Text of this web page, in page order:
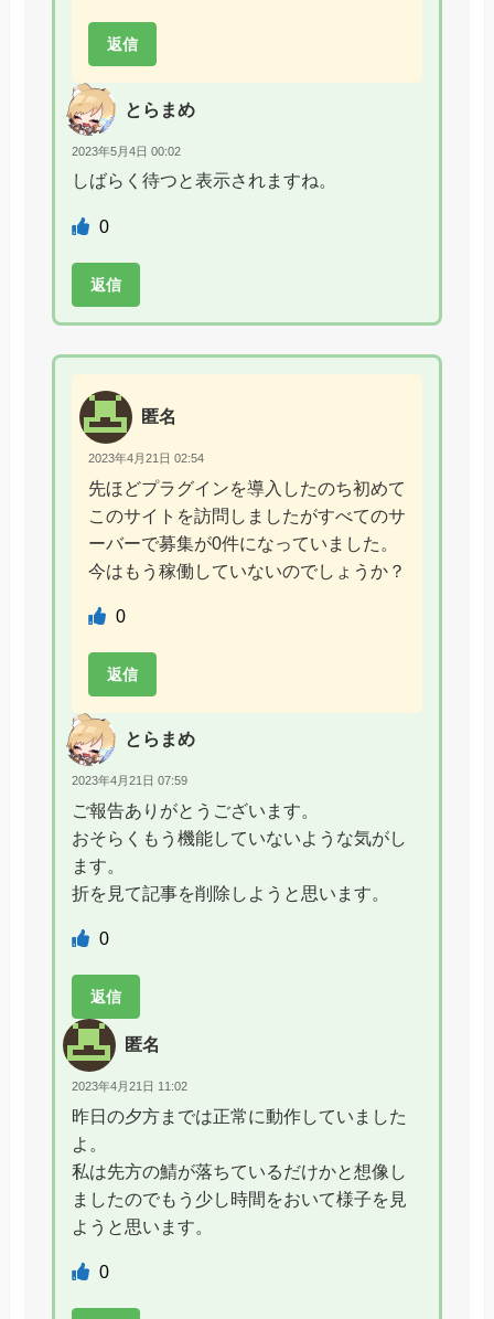
返信
とらまめ
2023年5月4日 00:02
しばらく待つと表示されますね。
0
返信
匿名
2023年4月21日 02:54
先ほどプラグインを導入したのち初めて
このサイトを訪問しましたがすべてのサ
ーバーで募集が0件になっていました。
今はもう稼働していないのでしょうか？
0
返信
とらまめ
2023年4月21日 07:59
ご報告ありがとうございます。
おそらくもう機能していないような気がし
ます。
折を見て記事を削除しようと思います。
0
返信
匿名
2023年4月21日 11:02
昨日の夕方までは正常に動作していました
よ。
私は先方の鯖が落ちているだけかと想像し
ましたのでもう少し時間をおいて様子を見
ようと思います。
0